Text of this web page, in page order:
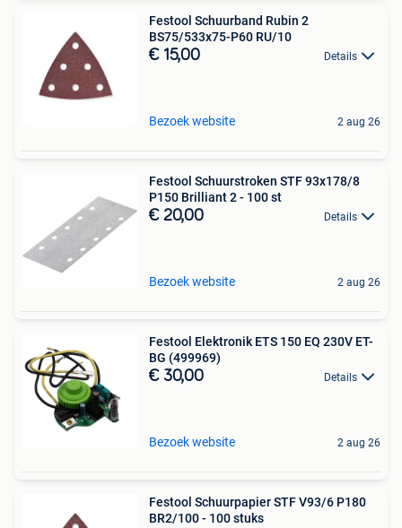
Festool Schuurband Rubin 2
BS75/533x75-P60 RU/10
€ 15,00 Details
Bezoek website 2 aug 26
Festool Schuurstroken STF 93x178/8
P150 Brilliant 2 - 100 st
€ 20,00 Details
Bezoek website 2 aug 26
Festool Elektronik ETS 150 EQ 230V ET-
BG (499969)
€ 30,00 Details
Bezoek website 2 aug 26
Festool Schuurpapier STF V93/6 P180
BR2/100 - 100 stuks